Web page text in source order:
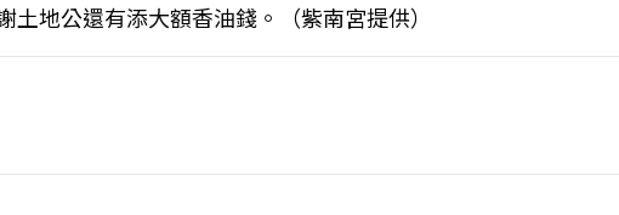
地公還有添大額香油錢。（紫南宮提供）